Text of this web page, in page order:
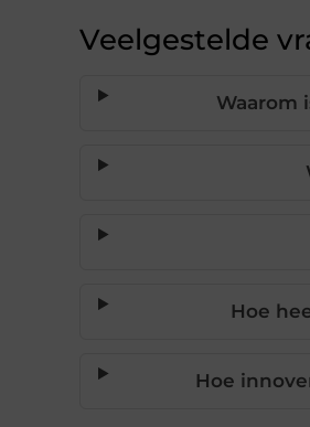
Veelgestelde
Waarom
Hoe
Hoe